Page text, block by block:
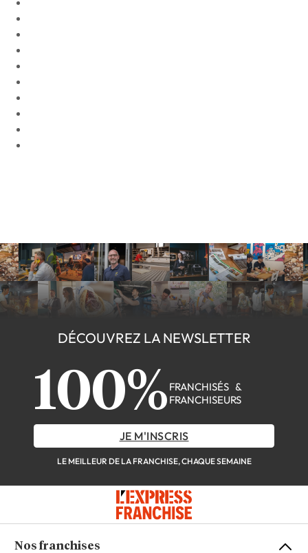
DÉCOUVREZ LA NEWSLETTER
100% FRANCHISÉS &
FRANCHISEURS
JE M'INSCRIS
LE MEILLEUR DE LA FRANCHISE, CHAQUE SEMAINE
Nos franchises